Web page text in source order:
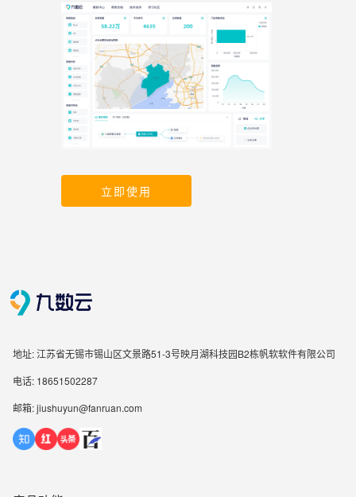
立即使用
地址: 江苏省无锡市锡山区文景路51-3号映月湖科技园B2栋帆软软件有限公司
电话: 18651502287
邮箱: jiushuyun@fanruan.com